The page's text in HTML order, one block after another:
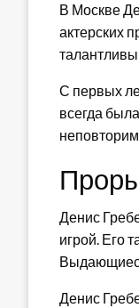
В Москве
актерских
С первых
всегда
Денис
игрой. Его
Денис